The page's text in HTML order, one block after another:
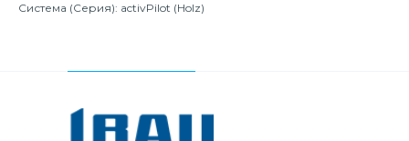
Система (Серия): activPilot (Holz)